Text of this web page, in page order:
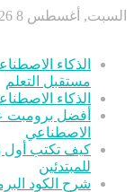
السبت, أغسطس 8 2026
الذكاء
مستقبل التعلم
الذكاء
أفضل برومبت
الاصطناعي
للمبتدئين